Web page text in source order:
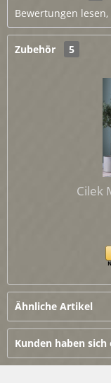
Bewertungen
Zubehör 5
Cilek
Ähnliche Artikel
Kunden haben sich